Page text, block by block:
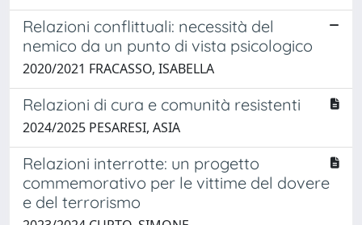
Relazioni conflittuali: necessità del
nemico da un punto di vista psicologico
2020/2021 FRACASSO, ISABELLA
Relazioni di cura e comunità resistenti
2024/2025 PESARESI, ASIA
Relazioni interrotte: un progetto
commemorativo per le vittime del dovere
e del terrorismo